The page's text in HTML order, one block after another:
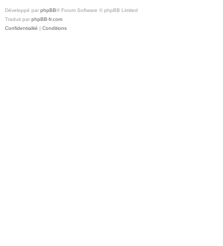
Développé par phpBB® Forum Software © phpBB Limited
Traduit par phpBB-fr.com
Confidentialité | Conditions